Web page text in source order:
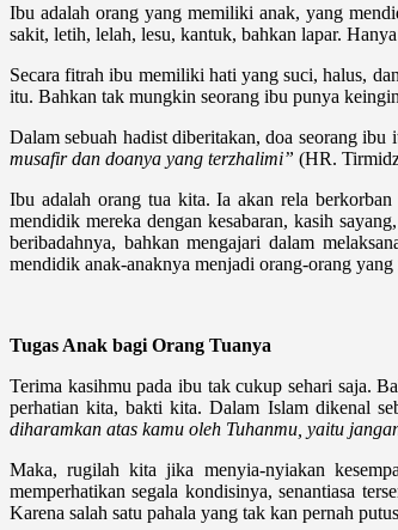
Ibu adalah orang yang memiliki anak, yang
sakit, letih, lelah, lesu, kantuk, bahkan lapar.
Secara fitrah ibu memiliki hati yang suci, halus,
itu. Bahkan tak mungkin seorang ibu punya
Dalam sebuah hadist diberitakan, doa seorang
musafir dan doanya yang terzhalimi” (HR.
Ibu adalah orang tua kita. Ia akan rela
mendidik mereka dengan kesabaran, kasih
beribadahnya, bahkan mengajari dalam
mendidik anak-anaknya menjadi orang-orang yang
Tugas Anak bagi Orang Tuanya
Terima kasihmu pada ibu tak cukup sehari saja.
perhatian kita, bakti kita. Dalam Islam dikenal
diharamkan atas kamu oleh Tuhanmu, yaitu
Maka, rugilah kita jika menyia-nyiakan
memperhatikan segala kondisinya, senantiasa
Karena salah satu pahala yang tak kan pernah